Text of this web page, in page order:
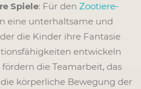
Spiele: Für den Zootiere-
eine unterhaltsame und
die Kinder ihre Fantasie
entwickeln
die Teamarbeit, das
körperliche Bewegung der